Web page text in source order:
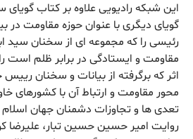
این شبکه رادیویی علاوه بر کتاب
گویای دیگری با عنوان حوزه مقاومت در
رئیسی را که مجموعه ای از سخنان سید
مقاومت و ایستادگی در برابر ظلم است
اثر که برگرفته از بیانات و سخنان
محور مقاومت و ارتباط آن با کشورهای
تعدی ها و تجاوزات دشمنان جهان
روایت امیر حسین حسین تبار، علیرضا